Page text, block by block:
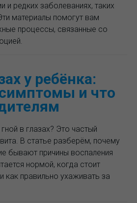
и редких заболеваниях, таких
материалы помогут вам
процессы, связанные со
у ребёнка:
и что
в глазах? Это частый
В статье разберём, почему
бывают причины воспаления
нормой, когда стоит
как правильно ухаживать за